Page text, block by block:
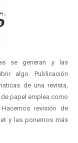
se generan y las
algo. Publicación
de una revista,
papel emplea como
revisión de
y las ponemos más